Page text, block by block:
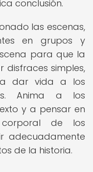
conclusión.
las escenas,
en grupos y
para que la
disfraces simples,
dar vida a los
Anima a los
y a pensar en
de los
adecuadamente
de la historia.